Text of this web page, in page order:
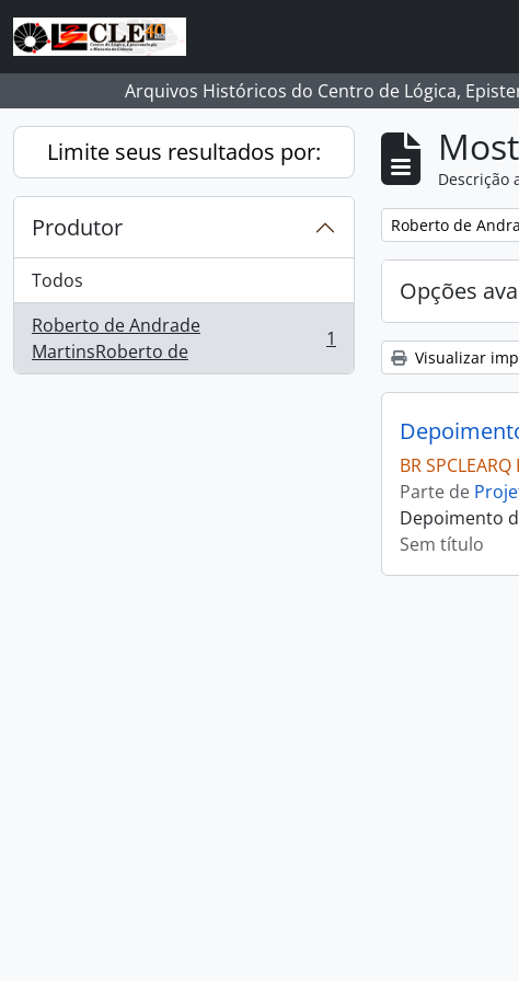
Skip to main content
Arquivos Históricos do Centro de Lógica,
Limite seus resultados por:
Produtor
Todos
Roberto de Andrade
MartinsRoberto de
, 1 resultados 1
Descrição
Remover filtro:
Roberto de
Opções
Visualizar
BR
Parte de
Depoimento
Sem título